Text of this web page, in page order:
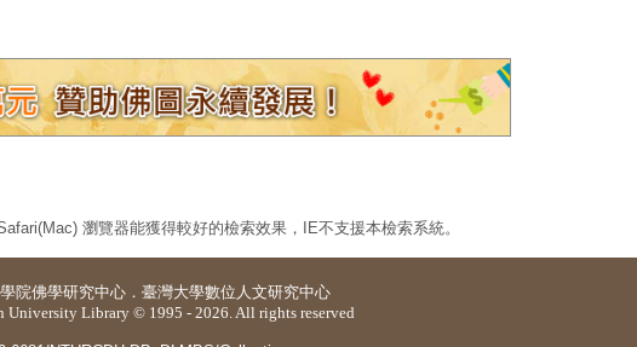
瀏覽器能獲得較好的檢索效果，IE不支援本檢索系統。
院佛學研究中心 ． 臺灣大學數位人文研究中心
University Library © 1995 - 2026. All rights reserved